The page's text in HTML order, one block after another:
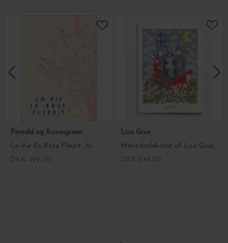
Permild og Rosengreen
La Vie En Rose Fleurit, A1
Lisa Grue
Månedsplakater af Lisa Grue, A3 - Vælg måned